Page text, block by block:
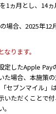
1ヵ月とし、14
場合、2025年12
ります。
定したApple Pay
た場合、本施策
セブンマイル」
いただくことで